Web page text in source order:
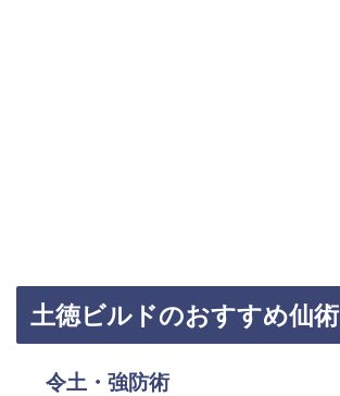
土徳ビルドのおすすめ仙術
令土・強防術